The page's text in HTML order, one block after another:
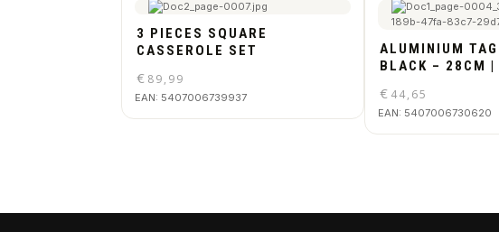
3 PIECES SQUARE
CASSEROLE SET
€ 89,99
EAN: 5407006739937
ALUMINIUM
BLACK – 28CM |
€ 44,65
EAN: 5407006730620